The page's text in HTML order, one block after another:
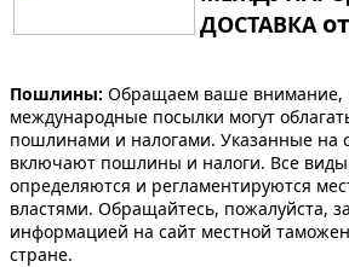
ДОСТАВКА
Пошлины: Обращаем ваше внимание,
международные посылки могут
пошлинами и налогами. Указанные на
включают пошлины и налоги. Все
определяются и регламентируются
властями. Обращайтесь, пожалуйста,
информацией на сайт местной
стране.